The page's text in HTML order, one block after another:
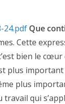
24.pdf Que
Cette
bien le
plus important
plus
travail qui